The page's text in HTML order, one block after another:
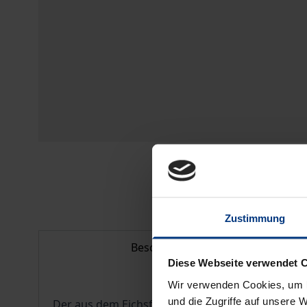
Zustimmung
Diese Webseite verwendet
Wir verwenden Cookies,
und die Zugriffe auf unsere
Beschreibung